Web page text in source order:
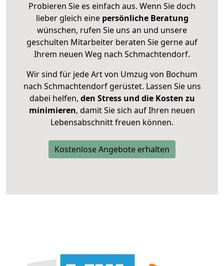
Probieren Sie es einfach aus. Wenn Sie doch
lieber gleich eine persönliche Beratung
wünschen, rufen Sie uns an und unsere
geschulten Mitarbeiter beraten Sie gerne auf
Ihrem neuen Weg nach Schmachtendorf.
Wir sind für jede Art von Umzug von Bochum
nach Schmachtendorf gerüstet. Lassen Sie uns
dabei helfen, den Stress und die Kosten zu
minimieren, damit Sie sich auf Ihren neuen
Lebensabschnitt freuen können.
Kostenlose Angebote erhalten